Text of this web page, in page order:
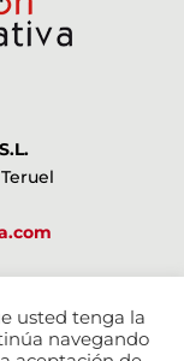
usted tenga la
navegando